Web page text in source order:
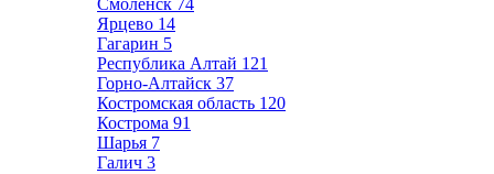
Смоленск 74
Ярцево 14
Гагарин 5
Республика Алтай 121
Горно-Алтайск 37
Костромская область 120
Кострома 91
Шарья 7
Галич 3